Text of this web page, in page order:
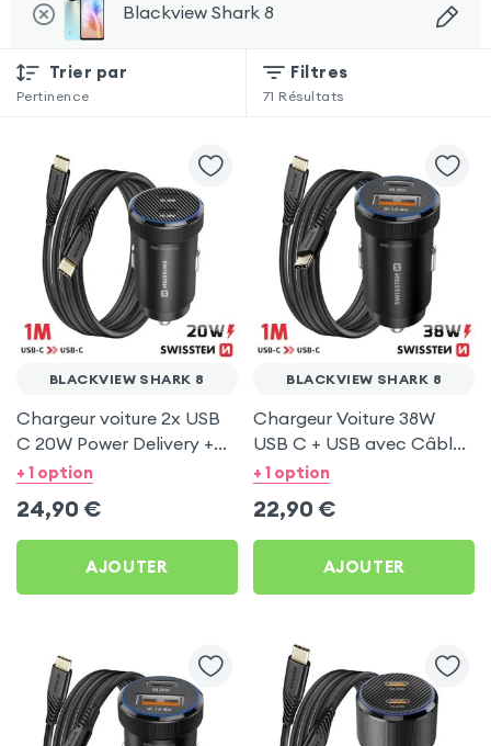
Blackview Shark 8
Trier par
Pertinence
Filtres
71 Résultats
BLACKVIEW SHARK 8
Chargeur voiture 2x USB
C 20W Power Delivery +
Câble USB C 60W pour
+ 1 option
24,90 €
AJOUTER
BLACKVIEW SHARK 8
Chargeur Voiture 38W
USB C + USB avec Câble
type C Swissten pour
+ 1 option
22,90 €
AJOUTER